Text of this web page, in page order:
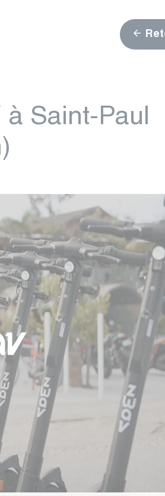
à Saint-Paul